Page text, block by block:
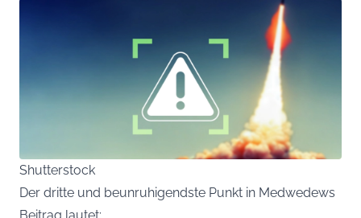
Shutterstock
Der dritte und beunruhigendste Punkt in Medwedews